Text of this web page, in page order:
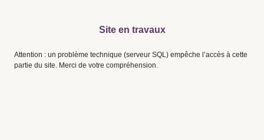
Site en travaux
Attention : un problème technique (serveur SQL) empêche l’accès à cette
partie du site. Merci de votre compréhension.